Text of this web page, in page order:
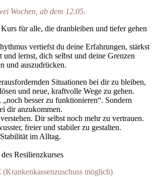
Wochen, ab dem 12.05.
für alle, die dranbleiben und tiefer gehen
vertiefst du deine Erfahrungen, stärkst
und lernst, dich selbst und deine Grenzen
und auszudrücken.
Situationen bei dir zu bleiben,
und neue, kraftvolle Wege zu gehen.
besser zu funktionieren“. Sondern
dir anzukommen.
Dir selbst noch mehr zu vertrauen.
freier und stabiler zu gestalten.
im Alltag.
Resilienzkurses
(Krankenkassenzuschuss möglich)